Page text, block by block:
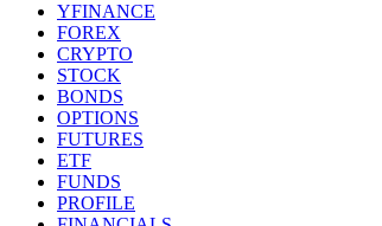
YFINANCE
FOREX
CRYPTO
STOCK
BONDS
OPTIONS
FUTURES
ETF
FUNDS
PROFILE